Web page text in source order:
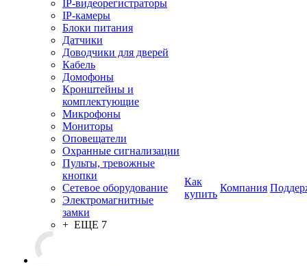
IP-видеорегистраторы
IP-камеры
Блоки питания
Датчики
Доводчики для дверей
Кабель
Домофоны
Кронштейны и
комплектующие
Микрофоны
Мониторы
Оповещатели
Охранные сигнализации
Пульты, тревожные
кнопки
Сетевое оборудование
Электромагнитные
замки
+ ЕЩЕ 7
Как
купить
Компания